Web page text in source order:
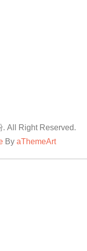
All Right Reserved.
By aThemeArt